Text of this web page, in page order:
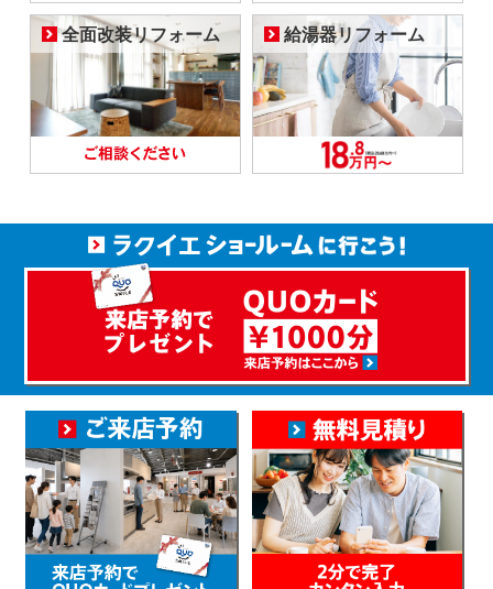
全面改装リフォーム 給湯器リフォーム